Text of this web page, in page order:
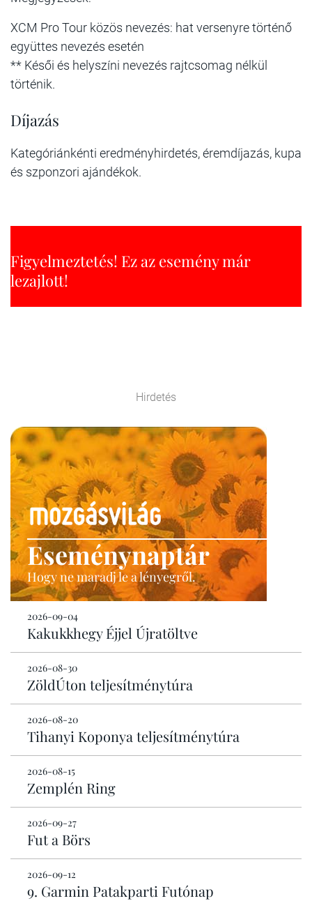
XCM Pro Tour közös nevezés: hat versenyre történő
együttes nevezés esetén
** Késői és helyszíni nevezés rajtcsomag nélkül
történik.
Díjazás
Kategóriánkénti eredményhirdetés, éremdíjazás, kupa
és szponzori ajándékok.
Figyelmeztetés! Ez az esemény már
lezajlott!
Hirdetés
Eseménynaptár
Hogy ne maradj le a lényegről.
2026-09-04
Kakukkhegy Éjjel Újratöltve
2026-08-30
ZöldÚton teljesítménytúra
2026-08-20
Tihanyi Koponya teljesítménytúra
2026-08-15
Zemplén Ring
2026-09-27
Fut a Börs
2026-09-12
9. Garmin Patakparti Futónap